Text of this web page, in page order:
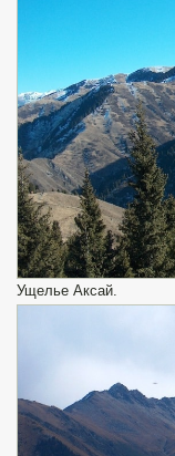
Ущелье Аксай.